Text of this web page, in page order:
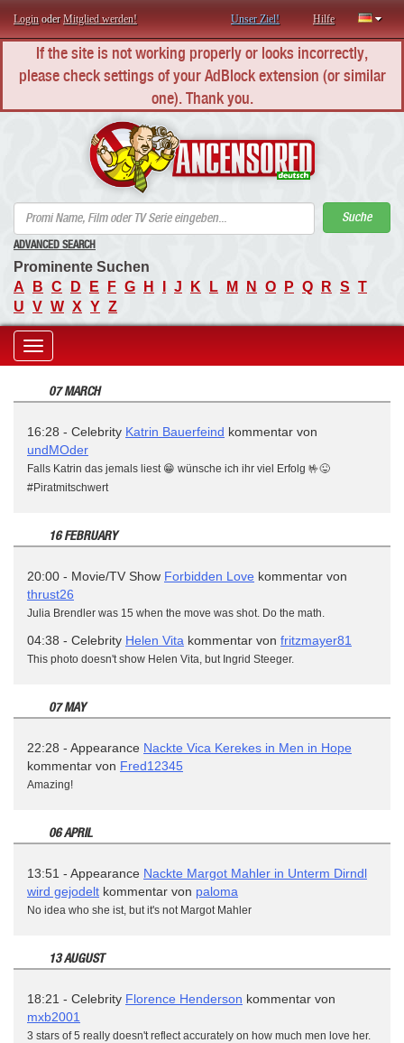
Login oderMitglied werden! Unser Ziel! Hilfe
If the site is not working properly or looks incorrectly,
please check settings of your AdBlock extension (or similar
one). Thank you.
Suche
ADVANCED SEARCH
Prominente Suchen
A
B C D E F G H J K L M N O P Q R S T
U V W X Y Z
Toggle
navigation
07 MARCH
16:28 - Celebrity Katrin Bauerfeind kommentar von
undMOder
Falls Katrin das jemals liest 😁 wünsche ich ihr viel Erfolg 🤟😜
#Piratmitschwert
16 FEBRUARY
20:00 - Movie/TV Show Forbidden Love kommentar von
thrust26
Julia Brendler was 15 when the move was shot. Do the math.
04:38 - Celebrity Helen Vita kommentar von fritzmayer81
This photo doesn't show Helen Vita, but Ingrid Steeger.
07 MAY
22:28 - Appearance Nackte Vica Kerekes in Men in Hope
kommentar von Fred12345
Amazing!
06 APRIL
13:51 - Appearance Nackte Margot Mahler in Unterm Dirndl
wird gejodelt kommentar von paloma
No idea who she ist, but it's not Margot Mahler
13 AUGUST
18:21 - Celebrity Florence Henderson kommentar von
mxb2001
3 stars of 5 really doesn't reflect accurately on how much men love her.